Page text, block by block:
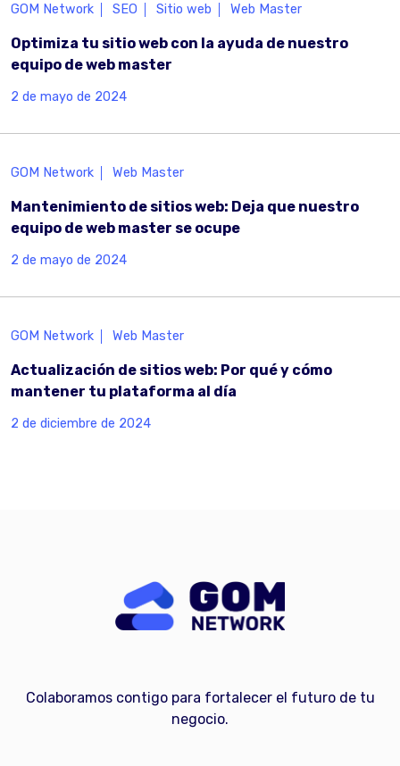
GOM Network SEO Sitio web Web Master
Optimiza tu sitio web con la ayuda de nuestro
equipo de web master
2 de mayo de 2024
GOM Network Web Master
Mantenimiento de sitios web: Deja que nuestro
equipo de web master se ocupe
2 de mayo de 2024
GOM Network Web Master
Actualización de sitios web: Por qué y cómo
mantener tu plataforma al día
2 de diciembre de 2024
Colaboramos contigo para fortalecer el futuro de tu
negocio.